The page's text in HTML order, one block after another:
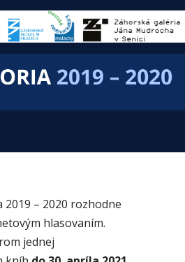
2019 – 2020 rozhodne
hlasovaním.
jednej